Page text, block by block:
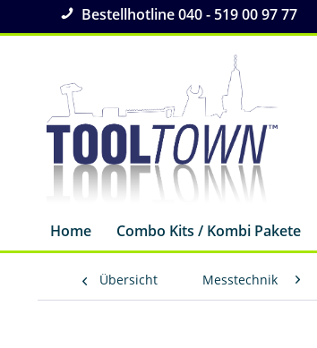
Bestellhotline 040 - 519 00 97 77
Home Combo Kits / Kombi Pakete
Übersicht Messtechnik